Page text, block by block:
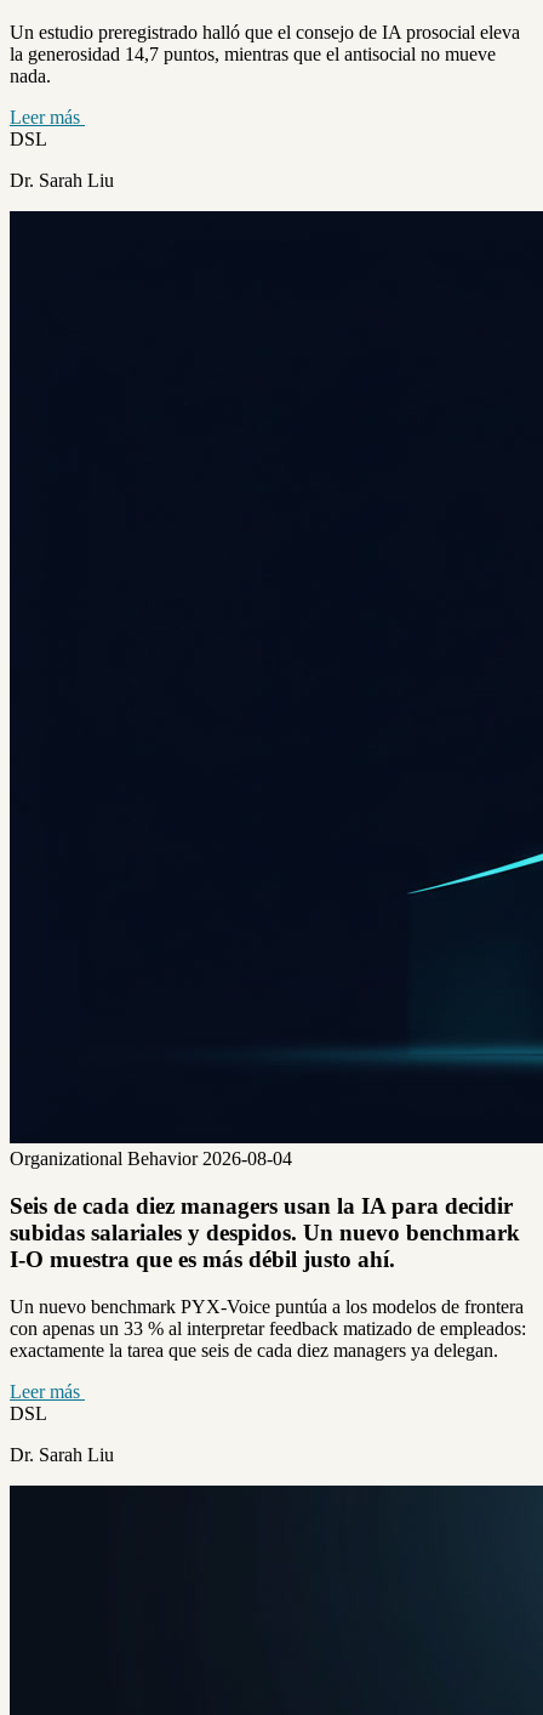
Un estudio preregistrado halló que el consejo de IA prosocial eleva
la generosidad 14,7 puntos, mientras que el antisocial no mueve
nada.
Leer más
DSL
Dr. Sarah Liu
Organizational Behavior 2026-08-04
Seis de cada diez managers usan la IA para decidir
subidas salariales y despidos. Un nuevo benchmark
I-O muestra que es más débil justo ahí.
Un nuevo benchmark PYX-Voice puntúa a los modelos de frontera
con apenas un 33 % al interpretar feedback matizado de empleados:
exactamente la tarea que seis de cada diez managers ya delegan.
Leer más
DSL
Dr. Sarah Liu